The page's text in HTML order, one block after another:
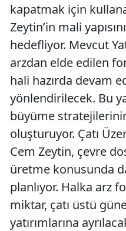
kapatmak için
Zeytin’in mali
hedefliyor. Mevcut
arzdan elde edilen
hali hazırda devam
yönlendirilecek. Bu
büyüme
oluşturuyor. Çatı
Cem Zeytin, çevre
üretme konusunda
planlıyor. Halka arz
miktar, çatı üstü
yatırımlarına